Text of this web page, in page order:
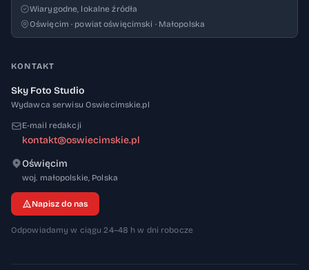
Wiarygodne, lokalne źródła
Oświęcim · powiat oświęcimski · Małopolska
KONTAKT
Sky Foto Studio
Wydawca serwisu Oswiecimskie.pl
E-mail redakcji
kontakt@oswiecimskie.pl
Oświęcim
woj. małopolskie, 32-600
Polska
Napisz do nas
Odpowiadamy w ciągu 24–48 h w dni robocze